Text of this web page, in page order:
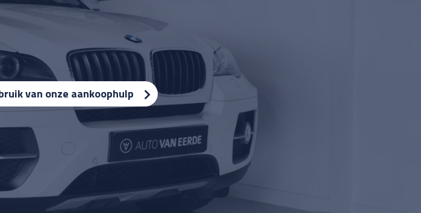
van onze aankoophulp